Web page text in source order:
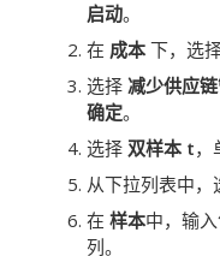
启动。
在 成本 下，选
选择 减少供应
确定。
选择 双样本 t，
从下拉列表中，
在 样本中，输
列。